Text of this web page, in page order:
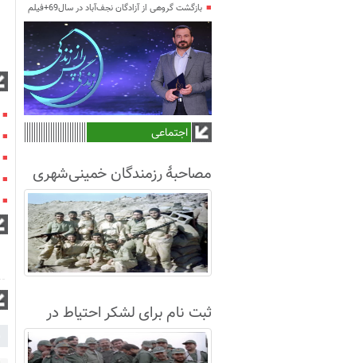
بازگشت گروهی از آزادگان نجف‌آباد در سال69+فیلم
اجتماعی
مصاحبۀ رزمندگان خمینی‌شهری
لشکر8 در سال63+فیلم
ثبت نام برای لشکر احتیاط در
نجف آباد